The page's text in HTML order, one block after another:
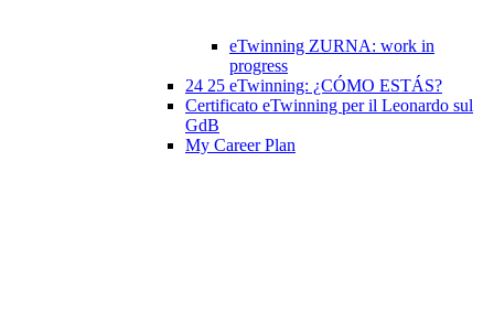
eTwinning ZURNA: work in
progress
24 25 eTwinning: ¿CÓMO ESTÁS?
Certificato eTwinning per il Leonardo sul
GdB
My Career Plan